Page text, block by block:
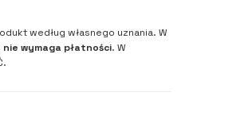
według własnego uznania. W
nie wymaga płatności. W